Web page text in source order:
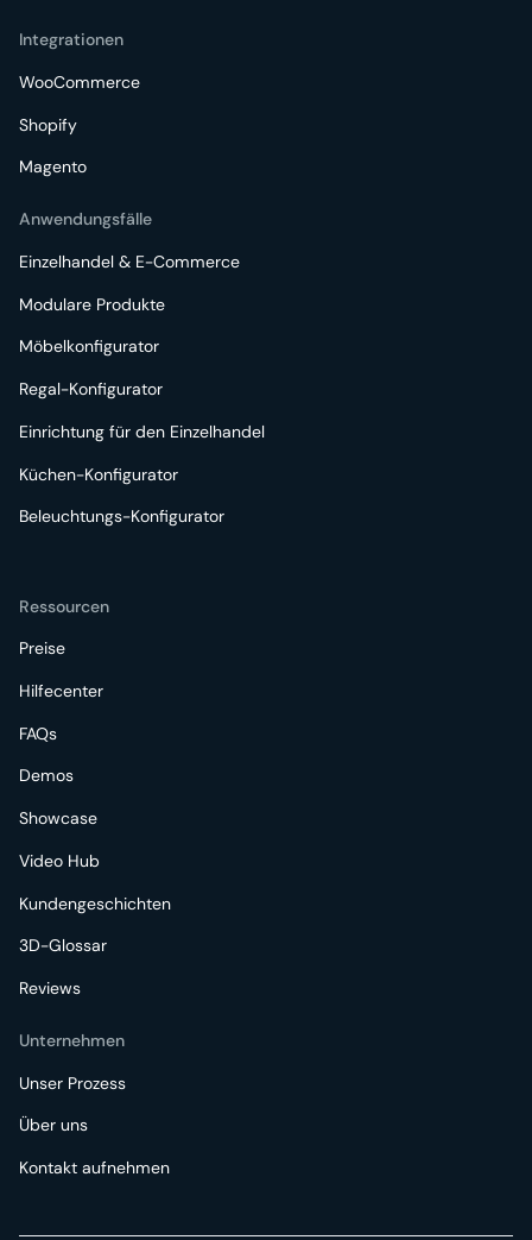
Integrationen
WooCommerce
Shopify
Magento
Anwendungsfälle
Einzelhandel & E-Commerce
Modulare Produkte
Möbelkonfigurator
Regal-Konfigurator
Einrichtung für den Einzelhandel
Küchen-Konfigurator
Beleuchtungs-Konfigurator
Ressourcen
Preise
Hilfecenter
FAQs
Demos
Showcase
Video Hub
Kundengeschichten
3D-Glossar
Reviews
Unternehmen
Unser Prozess
Über uns
Kontakt aufnehmen